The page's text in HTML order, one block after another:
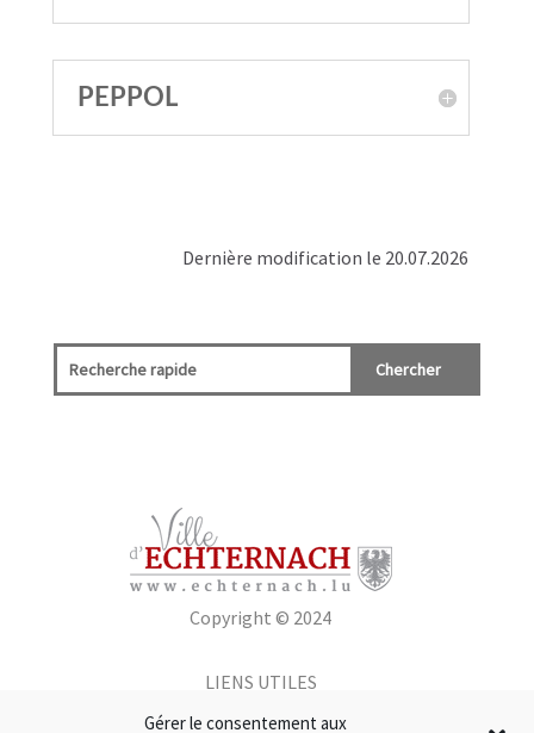
Gérer le consentement aux
PEPPOL
Dernière modification le 20.07.2026
Copyright © 2024
LIENS UTILES